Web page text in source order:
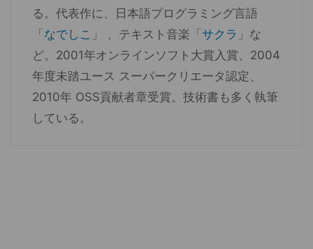
る。代表作に、日本語プログラミング言語
「なでしこ 」 、テキスト音楽「サクラ 」な
ど。2001年オンラインソフト大賞入賞、2004
年度未踏ユース スーパークリエータ認定、
2010年 OSS貢献者章受賞。技術書も多く執筆
している。